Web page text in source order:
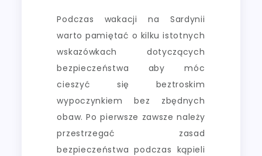
Podczas wakacji na Sardynii
warto pamiętać o kilku istotnych
wskazówkach dotyczących
bezpieczeństwa aby móc
cieszyć się beztroskim
wypoczynkiem bez zbędnych
obaw. Po pierwsze zawsze należy
przestrzegać zasad
bezpieczeństwa podczas kąpieli